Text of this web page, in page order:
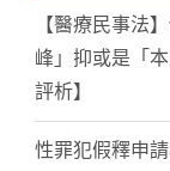
【醫療民事法
峰」抑或是「
評析】
性罪犯假釋申